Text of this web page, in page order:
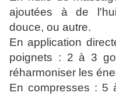
ajoutées à de
douce, ou autre.
En application
poignets : 2 à 3
réharmoniser les
En compresses : 5